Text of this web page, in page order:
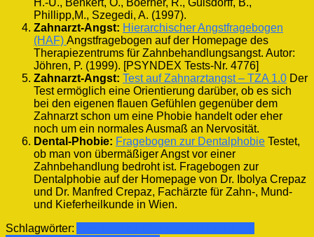
Phillipp,M., Szegedi, A. (1997).
Zahnarzt-Angst: Hierarchischer Angstfragebogen
(HAF) Angstfragebogen auf der Homepage des
Therapiezentrums für Zahnbehandlungsangst. Autor:
Jöhren, P. (1999). [PSYNDEX Tests-Nr. 4776]
Zahnarzt-Angst: Test auf Zahnarztangst – TZA 1.0 Der
Test ermöglich eine Orientierung darüber, ob es sich
bei den eigenen flauen Gefühlen gegenüber dem
Zahnarzt schon um eine Phobie handelt oder eher
noch um ein normales Ausmaß an Nervosität.
Dental-Phobie: Fragebogen zur Dentalphobie Testet,
ob man von übermäßiger Angst vor einer
Zahnbehandlung bedroht ist. Fragebogen zur
Dentalphobie auf der Homepage von Dr. Ibolya Crepaz
und Dr. Manfred Crepaz, Fachärzte für Zahn-, Mund-
und Kieferheilkunde in Wien.
Schlagwörter: